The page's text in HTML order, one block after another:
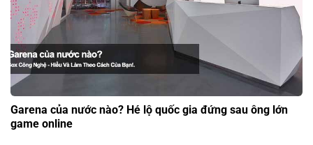
Garena của nước nào? Hé lộ quốc gia đứng sau ông lớn
game online